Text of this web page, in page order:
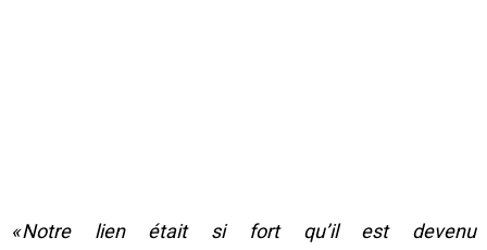
« Notre lien était si fort qu’il est devenu